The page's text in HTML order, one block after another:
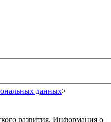
данных>
развития. Информация о